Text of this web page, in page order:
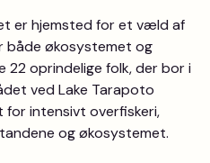
er hjemsted for et væld af
både økosystemet og
22 oprindelige folk, der bor i
ved Lake Tarapoto
intensivt overfiskeri,
og økosystemet.